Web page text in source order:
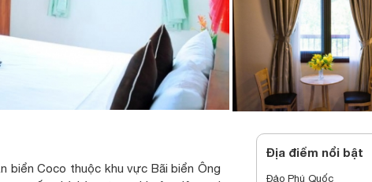
biển Coco thuộc khu vực Bãi biển Ông
Địa điểm nổi bật
Đảo Phú Quốc